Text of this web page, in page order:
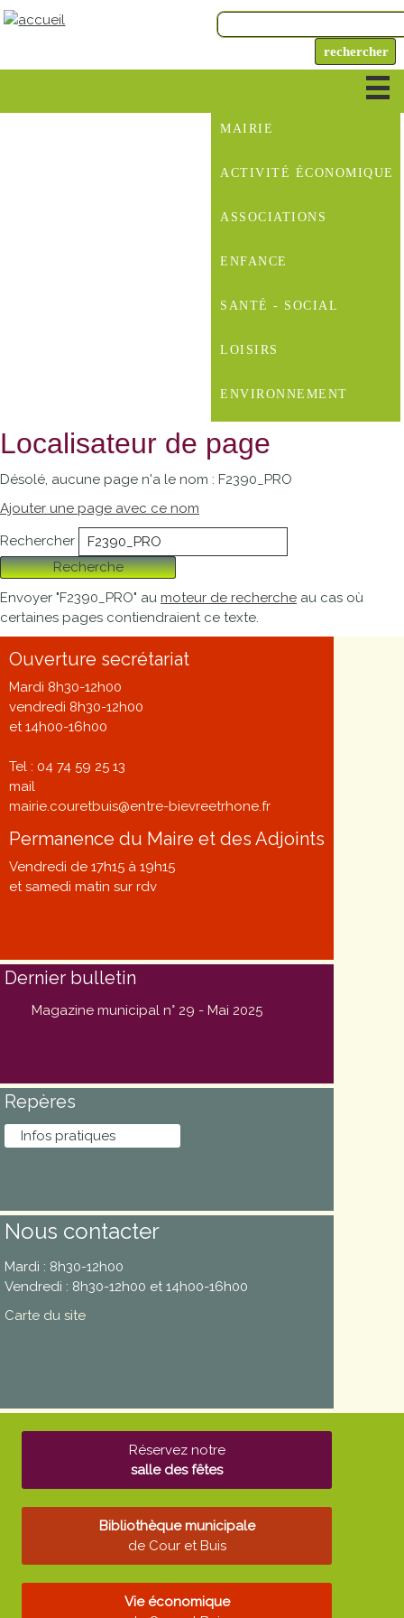
MAIRIE
ACTIVITÉ ÉCONOMIQUE
ASSOCIATIONS
ENFANCE
SANTÉ - SOCIAL
LOISIRS
ENVIRONNEMENT
Localisateur de page
Désolé, aucune page n'a le nom : F2390_PRO
Ajouter une page avec ce nom
Rechercher
Recherche
Envoyer "F2390_PRO" au moteur de recherche au cas où
certaines pages contiendraient ce texte.
Ouverture secrétariat
Mardi 8h30-12h00
vendredi 8h30-12h00
et 14h00-16h00
Tel : 04 74 59 25 13
mail
mairie.couretbuis@entre-bievreetrhone.fr
Permanence du Maire et des Adjoints
Vendredi de 17h15 à 19h15
et samedi matin sur rdv
Dernier bulletin
Magazine municipal n° 29 - Mai 2025
Repères
Infos pratiques
Nous contacter
Mardi : 8h30-12h00
Vendredi : 8h30-12h00 et 14h00-16h00
Carte du site
Réservez notre
salle des fêtes
Bibliothèque municipale
de Cour et Buis
Vie économique